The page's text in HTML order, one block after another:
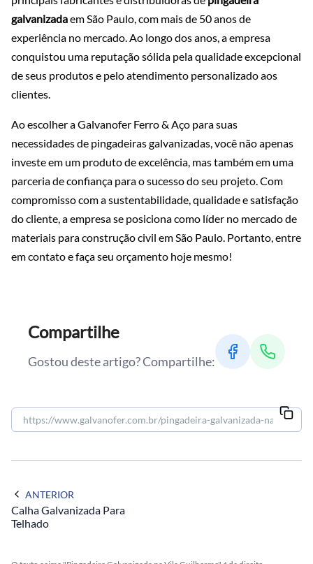
galvanizadaem São Paulo, com mais de 50 anos de
experiência no mercado. Ao longo dos anos, a empresa
conquistou uma reputação sólida pela qualidade excepcional
de seus produtos e pelo atendimento personalizado aos
clientes.
Ao escolher a Galvanofer Ferro & Aço para suas
necessidades de pingadeiras galvanizadas, você não apenas
investe em um produto de excelência, mas também em uma
parceria de confiança para o sucesso do seu projeto. Com
compromisso com a sustentabilidade, qualidade e satisfação
do cliente, a empresa se posiciona como líder no mercado de
materiais para construção civil em São Paulo. Portanto, entre
em contato e faça seu orçamento hoje mesmo!
Compartilhe
Gostou deste artigo? Compartilhe:
ANTERIOR
Calha Galvanizada Para
Telhado